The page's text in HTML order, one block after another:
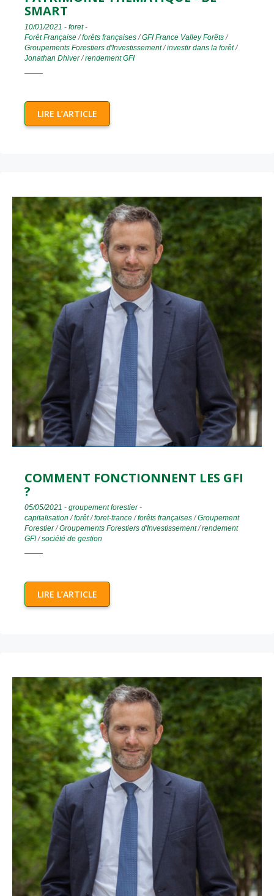
SMART
10/01/2021 - foret-
Forêt Française/forêts françaises/GFI France Valley Forêts/
Groupements Forestiers d'Investissement/investir dans la forêt/
Jonathan Dhiver/rendement GFI
LIRE L’ARTICLE
COMMENT FONCTIONNENT LES GFI
?
05/05/2021 - groupement forestier-
capitalisation /forêt/foret-france/forêts françaises/Groupement
Forestier/Groupements Forestiers d'Investissement/rendement
GFI/société de gestion
LIRE L’ARTICLE